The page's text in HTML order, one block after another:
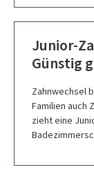
Junior-
Günstig
Zahnwechsel
Familien auch
zieht eine